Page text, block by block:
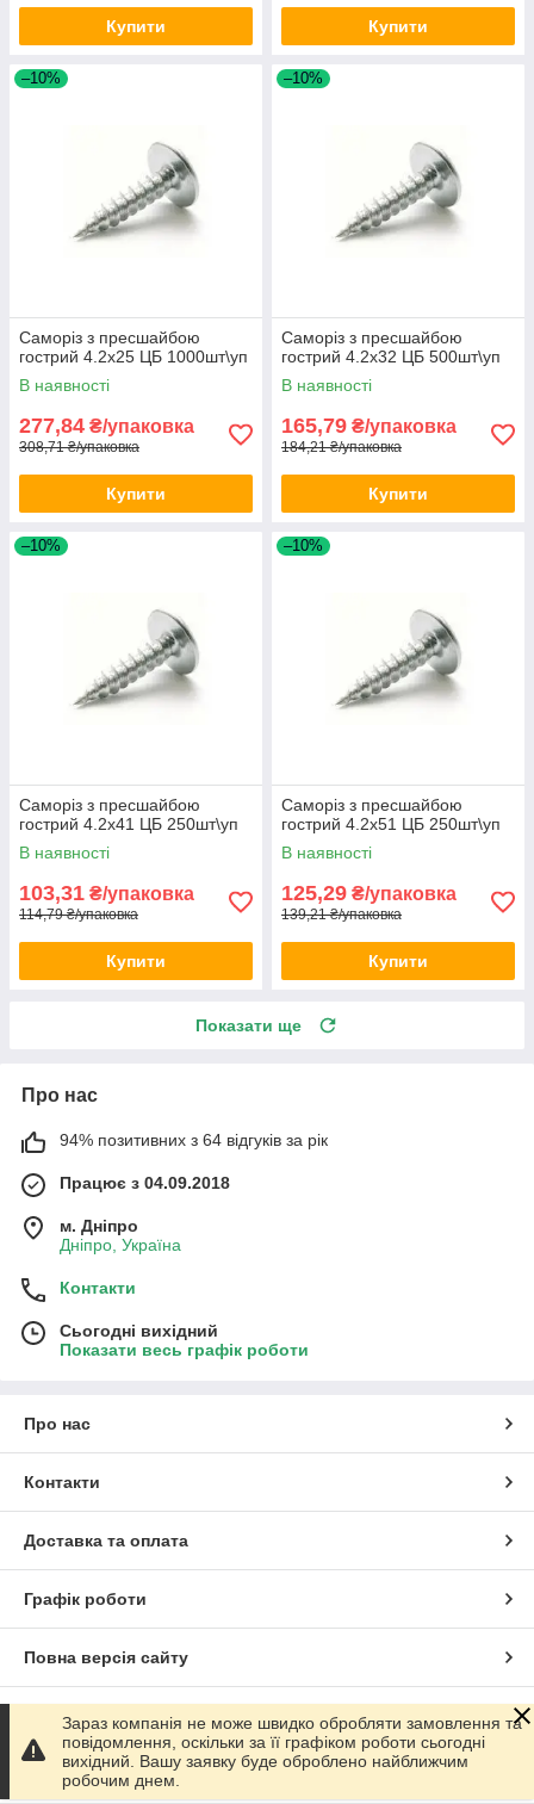
Купити Купити
–10%
Саморіз з пресшайбою
гострий 4.2х25 ЦБ 1000шт\уп
В наявності
277,84 ₴/упаковка
308,71 ₴/упаковка
Купити
–10%
Саморіз з пресшайбою
гострий 4.2х32 ЦБ 500шт\уп
В наявності
165,79 ₴/упаковка
184,21 ₴/упаковка
Купити
–10%
Саморіз з пресшайбою
гострий 4.2х41 ЦБ 250шт\уп
В наявності
103,31 ₴/упаковка
114,79 ₴/упаковка
Купити
–10%
Саморіз з пресшайбою
гострий 4.2х51 ЦБ 250шт\уп
В наявності
125,29 ₴/упаковка
139,21 ₴/упаковка
Купити
Показати ще
Про нас
94% позитивних з 64 відгуків за рік
Працює з 04.09.2018
м. Дніпро
Дніпро, Україна
Контакти
Сьогодні вихідний
Показати весь графік роботи
Про нас
Контакти
Доставка та оплата
Графік роботи
Повна версія сайту
Сайт створено на маркетплейсіProm.ua
Політика конфіденційності
Зараз компанія не може швидко обробляти замовлення та
повідомлення, оскільки за її графіком роботи сьогодні
вихідний. Вашу заявку буде оброблено найближчим
робочим днем.